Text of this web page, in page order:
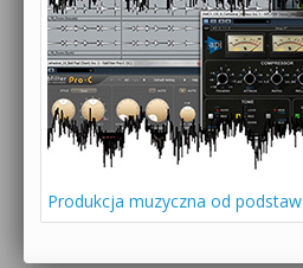
Produkcja muzyczna od podstaw